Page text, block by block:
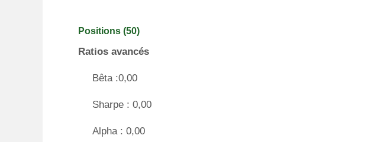
Positions (50)
Ratios avancés
Bêta :0,00
Sharpe : 0,00
Alpha : 0,00